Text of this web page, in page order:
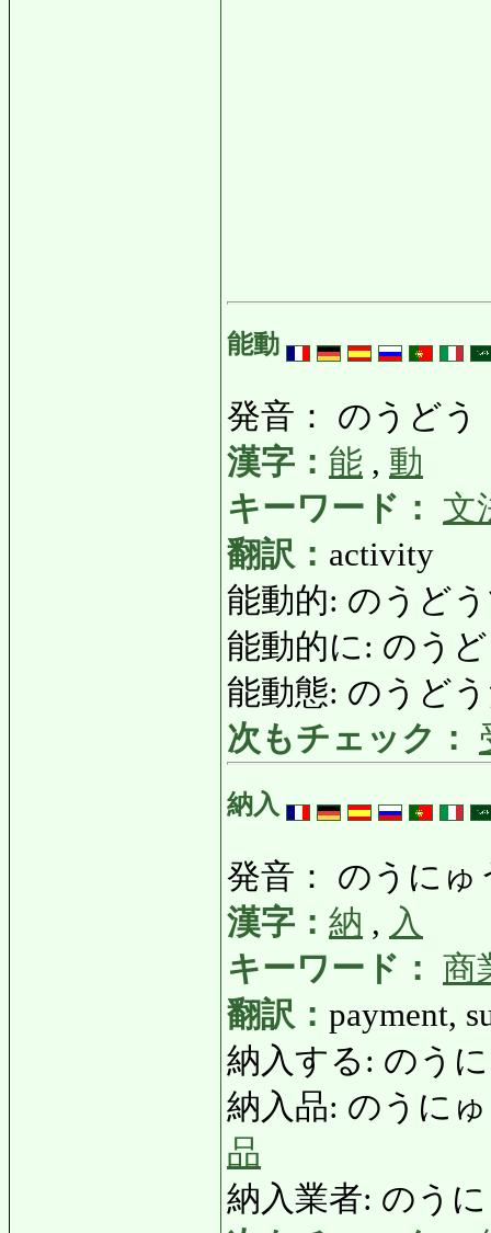
能動
発音： のうどう
漢字： 能 , 動
キーワード：
文
翻訳： activity
能動的: のうど
能動的に: のう
能動態: のうど
次もチェック：
納入
発音： のうにゅ
漢字： 納 , 入
キーワード： 商
翻訳： payment,
納入する: のう
納入品: のうにゅ
品
納入業者: のう